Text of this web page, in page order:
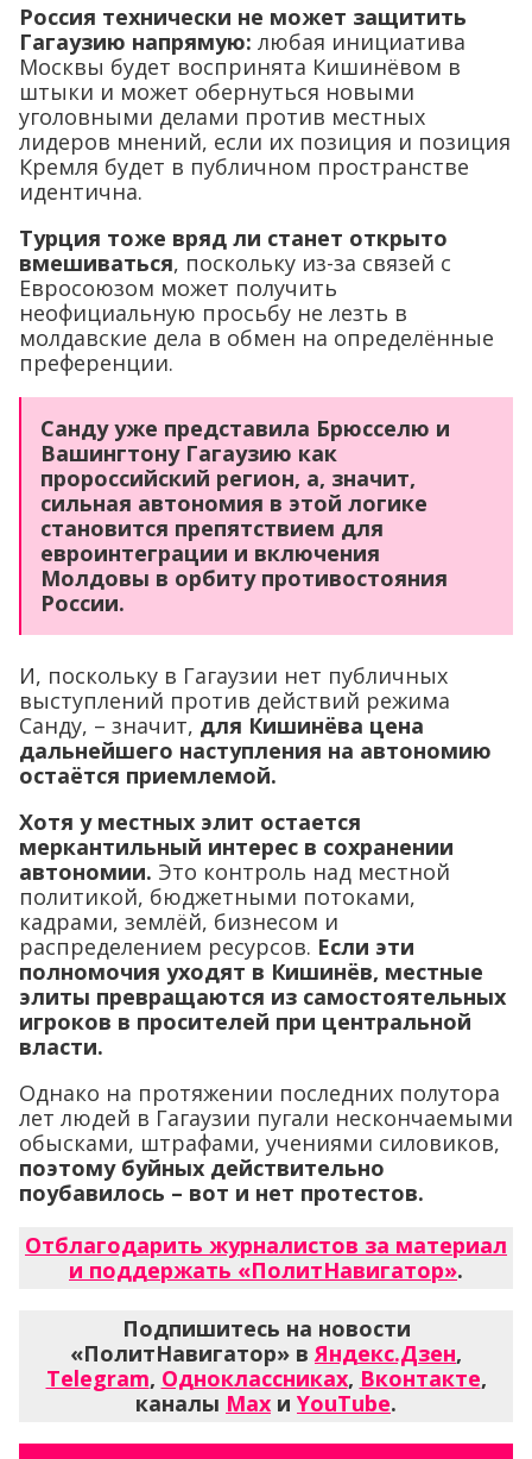
Россия технически не может защитить
Гагаузию напрямую: любая инициатива
Москвы будет воспринята Кишинёвом в
штыки и может обернуться новыми
уголовными делами против местных
лидеров мнений, если их позиция и позиция
Кремля будет в публичном пространстве
идентична.
Турция тоже вряд ли станет открыто
вмешиваться, поскольку из-за связей с
Евросоюзом может получить
неофициальную просьбу не лезть в
молдавские дела в обмен на определённые
преференции.
Санду уже представила Брюсселю и
Вашингтону Гагаузию как
пророссийский регион, а, значит,
сильная автономия в этой логике
становится препятствием для
евроинтеграции и включения
Молдовы в орбиту противостояния
России.
И, поскольку в Гагаузии нет публичных
выступлений против действий режима
Санду, – значит, для Кишинёва цена
дальнейшего наступления на автономию
остаётся приемлемой.
Хотя у местных элит остается
меркантильный интерес в сохранении
автономии. Это контроль над местной
политикой, бюджетными потоками,
кадрами, землёй, бизнесом и
распределением ресурсов. Если эти
полномочия уходят в Кишинёв, местные
элиты превращаются из самостоятельных
игроков в просителей при центральной
власти.
Однако на протяжении последних полутора
лет людей в Гагаузии пугали нескончаемыми
обысками, штрафами, учениями силовиков,
поэтому буйных действительно
поубавилось – вот и нет протестов.
Отблагодарить журналистов за материал
и поддержать «ПолитНавигатор».
Подпишитесь на новости
«ПолитНавигатор» вЯндекс.Дзен,
Telegram, Одноклассниках, Вконтакте,
каналы Max и YouTube.